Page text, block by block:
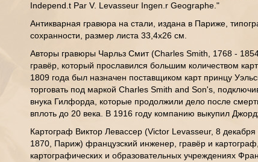
Independ.t Par V. Levasseur Ingen.r Geographe."
Антикварная гравюра на стали, издана в Париже,
сохранности, размер листа 33,4х26 см.
Авторы гравюры Чарльз Смит (Charles Smith, 1768 -
гравёр, который прославился большим количеством
1809 года был назначен поставщиком карт принцу
торговать под маркой Charles Smith and Son's,
внука Гилфорда, которые продолжили дело после
вплоть до 20 века. В 1916 году компанию выкупил
Картограф Виктор Левассер (Victor Levasseur, 8
1870, Париж) французский инженер, гравёр и
картографических и образовательных учреждениях